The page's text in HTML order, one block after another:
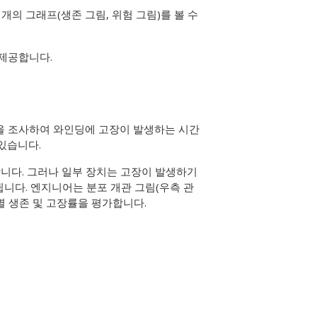
의 그래프(생존 그림, 위험 그림)를 볼 수
공합니다.
조사하여 와인딩에 고장이 발생하는 시간
습니다.
다. 그러나 일부 장치는 고장이 발생하기
다. 엔지니어는 분포 개관 그림(우측 관
생존 및 고장률을 평가합니다.